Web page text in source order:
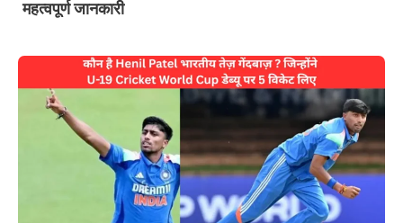
महत्वपूर्ण जानकारी